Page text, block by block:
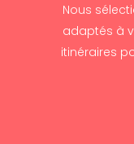
Nous
adaptés à
itinéraires